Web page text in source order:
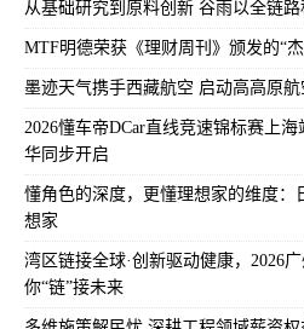
从基础研究到原料创新 谷雨以全链
MTF明德荣获《理财周刊》颁发的“
墨迹天气携手西藏航空 启动高高原
2026懂车帝DCar直线竞速锦标赛上
华同步开启
懂角色的深度，更懂理想家的维度：
想家
湾区链接全球·创新驱动健康，2026
你“链”接未来